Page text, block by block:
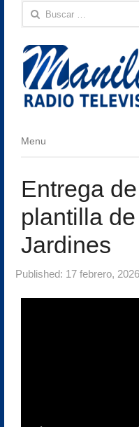
Buscar:
Menu
Menu
Entrega
plantilla
Jardines
Published: 17 febrero, 2026